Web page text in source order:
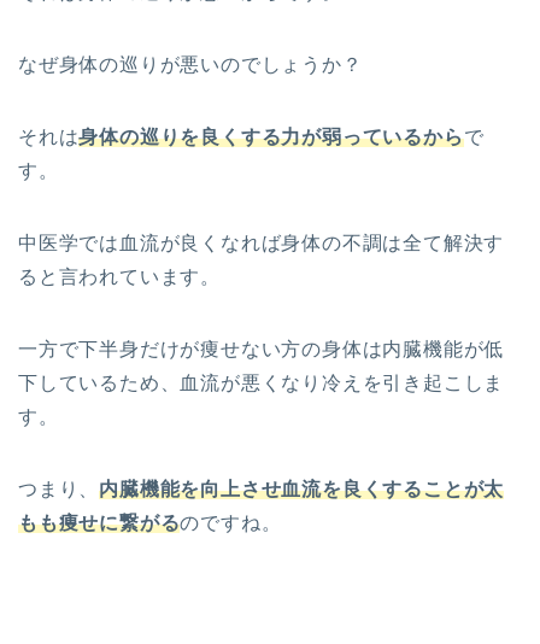
なぜ身体の巡りが悪いのでしょうか？
それは身体の巡りを良くする力が弱っているからで
す。
中医学では血流が良くなれば身体の不調は全て解決す
ると言われています。
一方で下半身だけが痩せない方の身体は内臓機能が低
下しているため、血流が悪くなり冷えを引き起こしま
す。
つまり、内臓機能を向上させ血流を良くすることが太
もも痩せに繋がるのですね。